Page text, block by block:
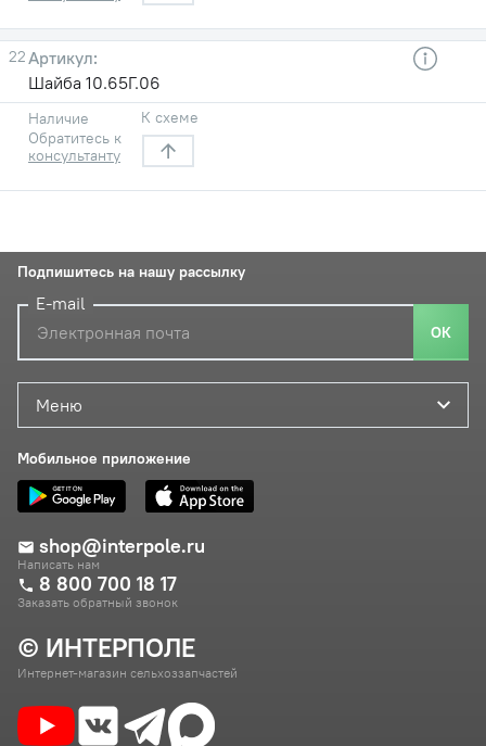
22
Шайба 10.65Г.06
Наличие
Обратитесь к
консультанту
К схеме
© ИНТЕРПОЛЕ
Интернет-магазин сельхоззапчастей
Меню
Мобильное приложение
shop@interpole.ru
Написать нам
8 800 700 18 17
Заказать обратный звонок
Подпишитесь на нашу рассылку
E-mail
ОК